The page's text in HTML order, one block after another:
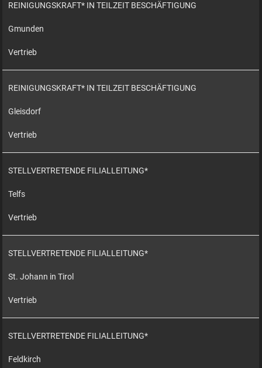
REINIGUNGSKRAFT* IN TEILZEIT BESCHÄFTIGUNG
Gmunden
Vertrieb
REINIGUNGSKRAFT* IN TEILZEIT BESCHÄFTIGUNG
Gleisdorf
Vertrieb
STELLVERTRETENDE FILIALLEITUNG*
Telfs
Vertrieb
STELLVERTRETENDE FILIALLEITUNG*
St. Johann in Tirol
Vertrieb
STELLVERTRETENDE FILIALLEITUNG*
Feldkirch